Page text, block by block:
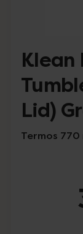
Klean
Lid)
Termos 770